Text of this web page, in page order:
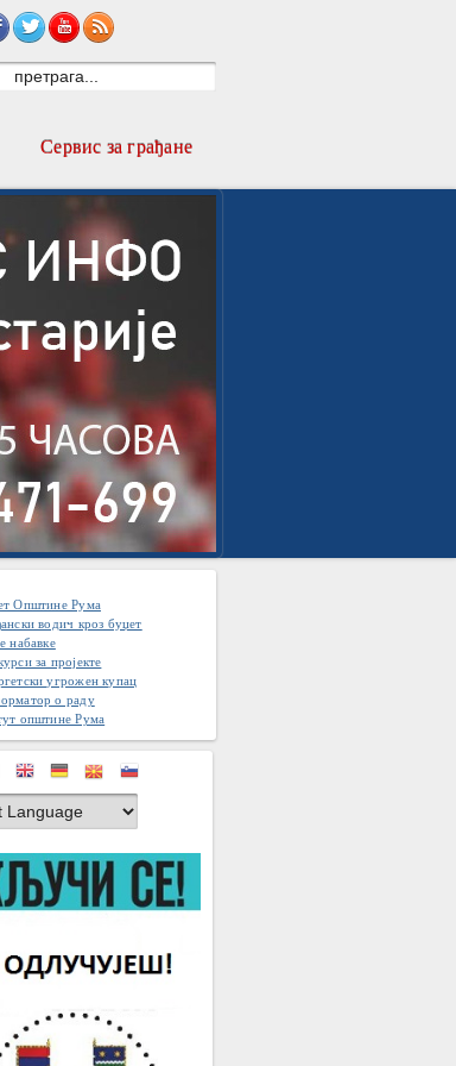
Sign in with Facebook
Sign in with Twitter
Subscribe on YouTube
Сервис за грађане
Општине Рума
водич кроз буџет
набавке
за пројекте
угрожен купац
о раду
општине Рума